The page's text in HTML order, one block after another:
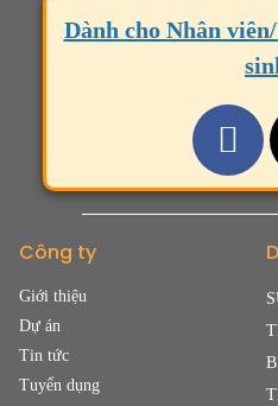
Dành cho Nhân
Công ty
Giới thiệu
Dự án
Tin tức
Tuyển dụng